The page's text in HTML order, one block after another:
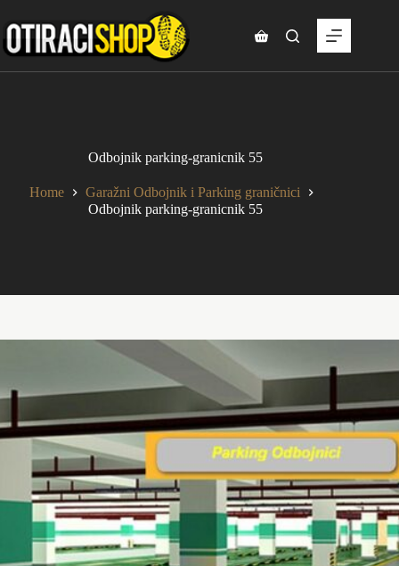
to
content
Shopping
Odbojnik parking-granicnik 55
Home
Garažni Odbojnik i Parking graničnici
Odbojnik parking-granicnik 55